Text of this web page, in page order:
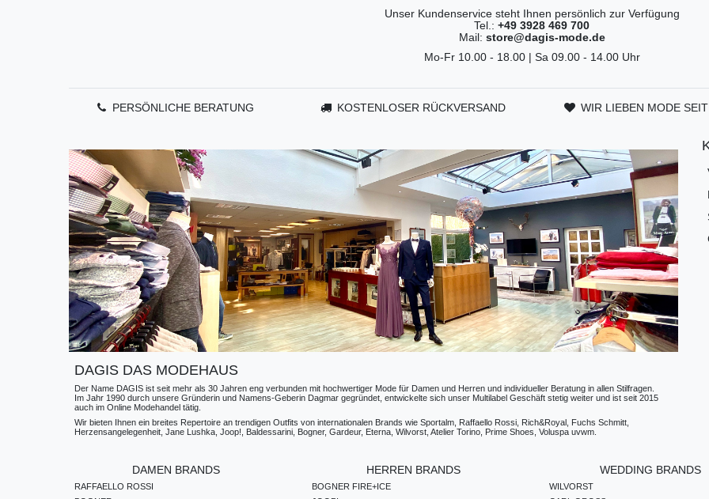
Unser Kundenservice steht Ihnen persönlich zur Verfügung
Tel.: +49 3928 469 700
Mail: store@dagis-mode.de
Mo-Fr 10.00 - 18.00 | Sa 09.00 - 14.00 Uhr
PERSÖNLICHE BERATUNG KOSTENLOSER RÜCKVERSAND WIR LIEBEN MODE
DAGIS DAS MODEHAUS
Der Name DAGIS ist seit mehr als 30 Jahren eng verbunden mit hochwertiger Mode für Damen und Herren und individueller Beratung in allen Stilfragen.
Im Jahr 1990 durch unsere Gründerin und Namens-Geberin Dagmar gegründet, entwickelte sich unser Multilabel Geschäft stetig weiter und ist seit 2015
auch im Online Modehandel tätig.
Wir bieten Ihnen ein breites Repertoire an trendigen Outfits von internationalen Brands wie Sportalm, Raffaello Rossi, Rich&Royal, Fuchs Schmitt,
Herzensangelegenheit, Jane Lushka, Joop!, Baldessarini, Bogner, Gardeur, Eterna, Wilvorst, Atelier Torino, Prime Shoes, Voluspa uvwm.
DAMEN BRANDS
RAFFAELLO ROSSI
HERREN BRANDS
BOGNER FIRE+ICE
WEDDING BRANDS
WILVORST